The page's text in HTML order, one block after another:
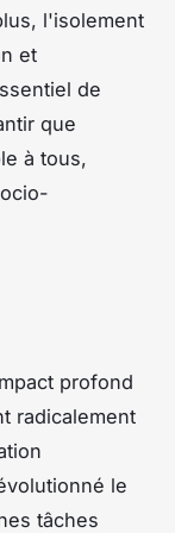
l'isolement
et
de
que
à tous,
profond
radicalement
le
tâches